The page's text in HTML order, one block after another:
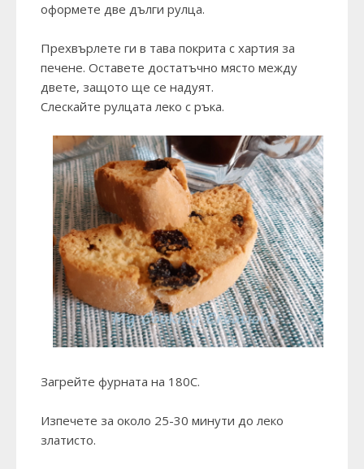
оформете две дълги рулца.
Прехвърлете ги в тава покрита с хартия за
печене. Оставете достатъчно място между
двете, защото ще се надуят.
Слескайте рулцата леко с ръка.
Загрейте фурната на 180С.
Изпечете за около 25-30 минути до леко
златисто.